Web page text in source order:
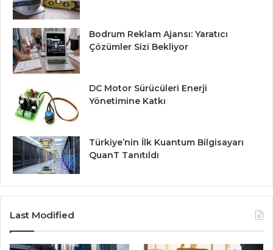
Bodrum Reklam Ajansı: Yaratıcı
Çözümler Sizi Bekliyor
DC Motor Sürücüleri Enerji
Yönetimine Katkı
Türkiye’nin İlk Kuantum Bilgisayarı
QuanT Tanıtıldı
Last Modified